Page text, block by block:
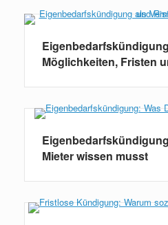
Möglichkeiten, Fristen
Mieter wissen musst